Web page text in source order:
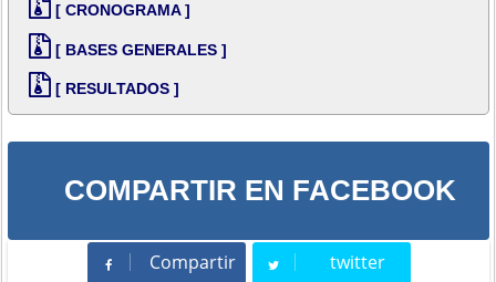
[ CRONOGRAMA ]
[ BASES GENERALES ]
[ RESULTADOS ]
COMPARTIR EN FACEBOOK
Compartir
Compartir twitter
Tweet